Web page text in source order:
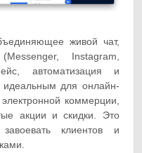
живой чат,
Instagram,
автоматизация и
идеальным для онлайн-
коммерции,
акции и скидки. Это
клиентов и